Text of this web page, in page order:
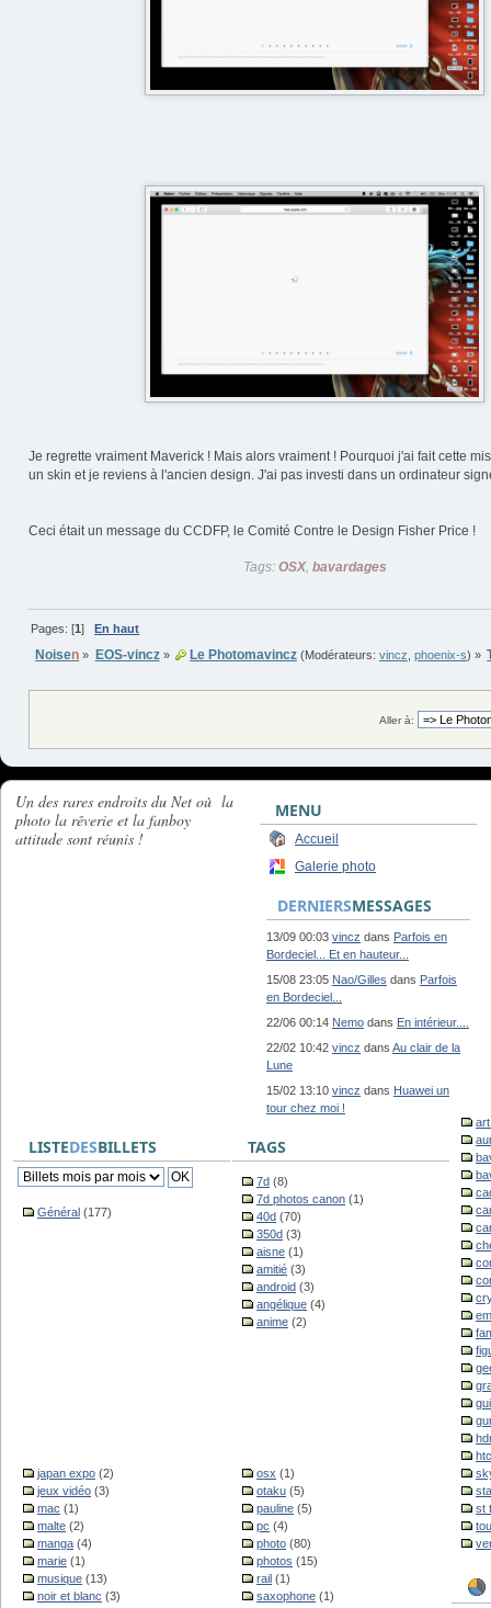
Je regrette vraiment Maverick ! Mais alors vraiment ! Pourquoi j'ai fait cette
un skin et je reviens à l'ancien design. J'ai pas investi dans un ordinateur
Ceci était un message du CCDFP, le Comité Contre le Design Fisher Price !
Tags: OSX, bavardages
Pages: [1] En haut
Noisen » EOS-vincz» Le Photomavincz(Modérateurs: vincz phoenix-s) »
Aller à:
Un des rares endroits du Net où la
photo la rêverie et la fanboy
attitude sont réunis !
MENU
Accueil
Galerie photo
DERNIERSMESSAGES
13/09 00:03 vincz dans Parfois en
Bordeciel... Et en hauteur...
15/08 23:05 Nao/Gilles dans Parfois
en Bordeciel...
22/06 00:14 Nemo dans En intérieur....
22/02 10:42 vincz dans Au clair de la
Lune
15/02 13:10 vincz dans Huawei un
tour chez moi !
LISTEDESBILLETS
Général (177)
TAGS
7d (8)
7d photos canon (1)
40d (70)
350d (3)
aisne (1)
amitié (3)
android (3)
angélique (4)
anime (2)
htc
japan expo (2)
jeux vidéo (3)
mac (1)
malte (2)
manga (4)
marie (1)
musique (13)
noir et blanc (3)
osx (1)
otaku (5)
pauline (5)
pc (4)
photo (80)
photos (15)
rail (1)
saxophone (1)
st